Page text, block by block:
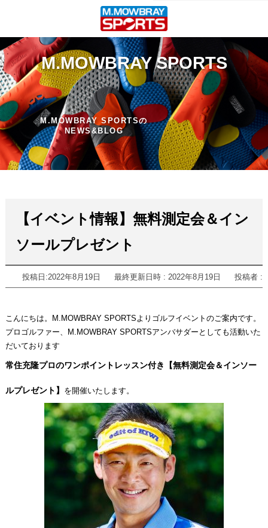
M.MOWBRAY SPORTS
M.MOWBRAY SPORTSの
NEWS&BLOG
【イベント情報】無料測定会＆イン
ソールプレゼント
投稿日:2022年8月19日 最終更新日時 : 2022年8月19日 投稿者 :
こんにちは。M.MOWBRAY SPORTSよりゴルフイベントのご案内です。
プロゴルファー、M.MOWBRAY SPORTSアンバサダーとしても活動いた
だいております
常住充隆プロのワンポイントレッスン付き【無料測定会＆インソー
ルプレゼント】 を開催いたします。